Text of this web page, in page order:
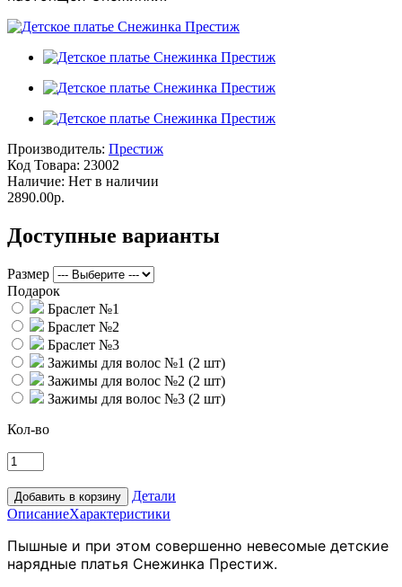
Производитель: Престиж
Код Товара: 23002
Наличие: Нет в наличии
2890.00р.
Доступные варианты
Размер
Подарок
Браслет №1
Браслет №2
Браслет №3
Зажимы для волос №1 (2 шт)
Зажимы для волос №2 (2 шт)
Зажимы для волос №3 (2 шт)
Кол-во
Детали
ОписаниеХарактеристики
Пышные и при этом совершенно невесомые детские
нарядные платья Снежинка Престиж.